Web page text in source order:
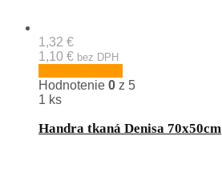
1,32 €
1,10 € bez DPH
Hodnotenie 0 z 5
1 ks
Handra tkaná Denisa 70x50cm